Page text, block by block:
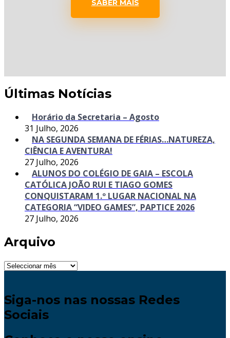
SABER MAIS
Últimas Notícias
Horário da Secretaria – Agosto
31 Julho, 2026
NA SEGUNDA SEMANA DE FÉRIAS…NATUREZA,
CIÊNCIA E AVENTURA!
27 Julho, 2026
ALUNOS DO COLÉGIO DE GAIA – ESCOLA
CATÓLICA JOÃO RUI E TIAGO GOMES
CONQUISTARAM 1.º LUGAR NACIONAL NA
CATEGORIA “VIDEO GAMES”, PAPTICE 2026
27 Julho, 2026
Arquivo
Arquivo
Siga-nos nas nossas Redes
Sociais